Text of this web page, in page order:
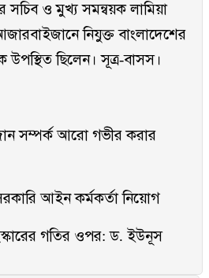
সচিব ও মুখ্য সমন্বয়ক লামিয়া
নিযুক্ত বাংলাদেশের
ছিলেন। সূত্র-বাসস।
সম্পর্ক আরো গভীর করার
আইন কর্মকর্তা নিয়োগ
গতির ওপর: ড. ইউনূস